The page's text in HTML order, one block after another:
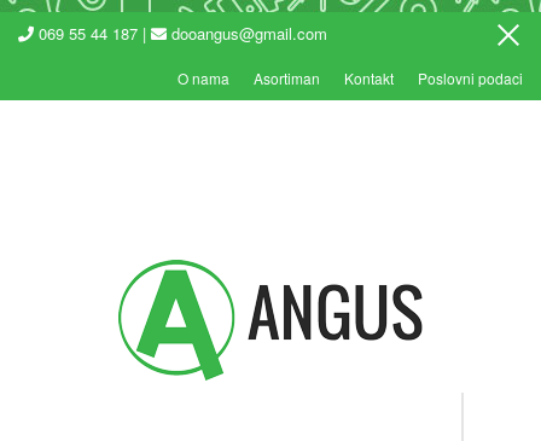
069 55 44 187 | dooangus@gmail.com
O nama Asortiman Kontakt Poslovni podaci